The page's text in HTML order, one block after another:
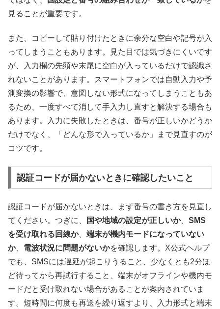
見ることが重要です。
また、コピーして貼り付けたときに余分な空白や記号が入
ってしまうこともあります。見た目では気づきにくいです
が、入力欄の先頭や末尾に空白が入っているだけで認識さ
れないことがあります。スマートフォンでは自動入力や予
測変換の影響で、意図しない形式になってしまうこともあ
るため、一度すべて消して手入力し直すと解決する場合も
あります。入力に失敗したときは、番号が正しいかどうか
だけでなく、「どんな形で入っているか」まで見直すのが
コツです。
認証コードが届かないときに確認したいこと
認証コードが届かないときは、まず番号の書き方を見直し
てください。つぎに、
国や地域の設定が正しいか、 SMS
を受け取れる回線か、 端末が機内モードになっていない
か、 電波状況に問題がないかを確認します。X公式ヘルプ
でも、SMSには遅延が起こりうること、少なくとも2分ほ
ど待ってから再試行すること、端末がオフラインや機内モ
ードだと受け取れない場合があることが案内されていま
す。短時間に何度も再送を繰り返すより、入力形式と端末